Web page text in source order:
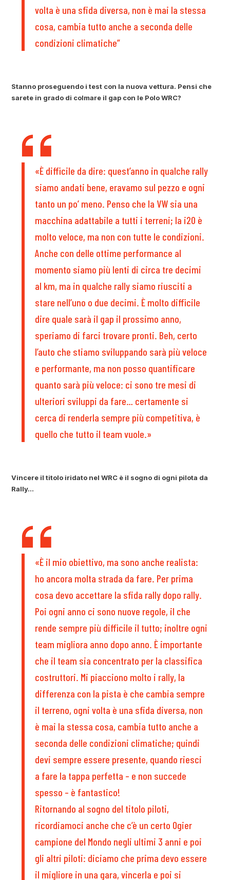
volta è una sfida diversa, non è mai la stessa
cosa, cambia tutto anche a seconda delle
condizioni climatiche”
Stanno proseguendo i test con la nuova vettura. Pensi che
sarete in grado di colmare il gap con le Polo WRC?
«È difficile da dire: quest’anno in qualche rally
siamo andati bene, eravamo sul pezzo e ogni
tanto un po’ meno. Penso che la VW sia una
macchina adattabile a tutti i terreni; la i20 è
molto veloce, ma non con tutte le condizioni.
Anche con delle ottime performance al
momento siamo più lenti di circa tre decimi
al km, ma in qualche rally siamo riusciti a
stare nell’uno o due decimi. È molto difficile
dire quale sarà il gap il prossimo anno,
speriamo di farci trovare pronti. Beh, certo
l’auto che stiamo sviluppando sarà più veloce
e performante, ma non posso quantificare
quanto sarà più veloce: ci sono tre mesi di
ulteriori sviluppi da fare… certamente si
cerca di renderla sempre più competitiva, è
quello che tutto il team vuole.»
Vincere il titolo iridato nel WRC è il sogno di ogni pilota da
Rally…
«È il mio obiettivo, ma sono anche realista:
ho ancora molta strada da fare. Per prima
cosa devo accettare la sfida rally dopo rally.
Poi ogni anno ci sono nuove regole, il che
rende sempre più difficile il tutto; inoltre ogni
team migliora anno dopo anno. È importante
che il team sia concentrato per la classifica
costruttori. Mi piacciono molto i rally, la
differenza con la pista è che cambia sempre
il terreno, ogni volta è una sfida diversa, non
è mai la stessa cosa, cambia tutto anche a
seconda delle condizioni climatiche; quindi
devi sempre essere presente, quando riesci
a fare la tappa perfetta – e non succede
spesso – è fantastico!
Ritornando al sogno del titolo piloti,
ricordiamoci anche che c’è un certo Ogier
campione del Mondo negli ultimi 3 anni e poi
gli altri piloti: diciamo che prima devo essere
il migliore in una gara, vincerla e poi si